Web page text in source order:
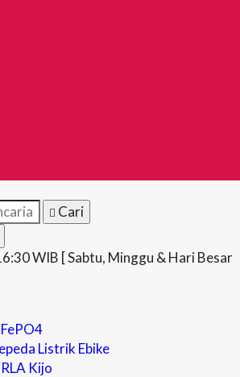
Cari
WIB [ Sabtu, Minggu & Hari Besar
Listrik Ebike
Kijo